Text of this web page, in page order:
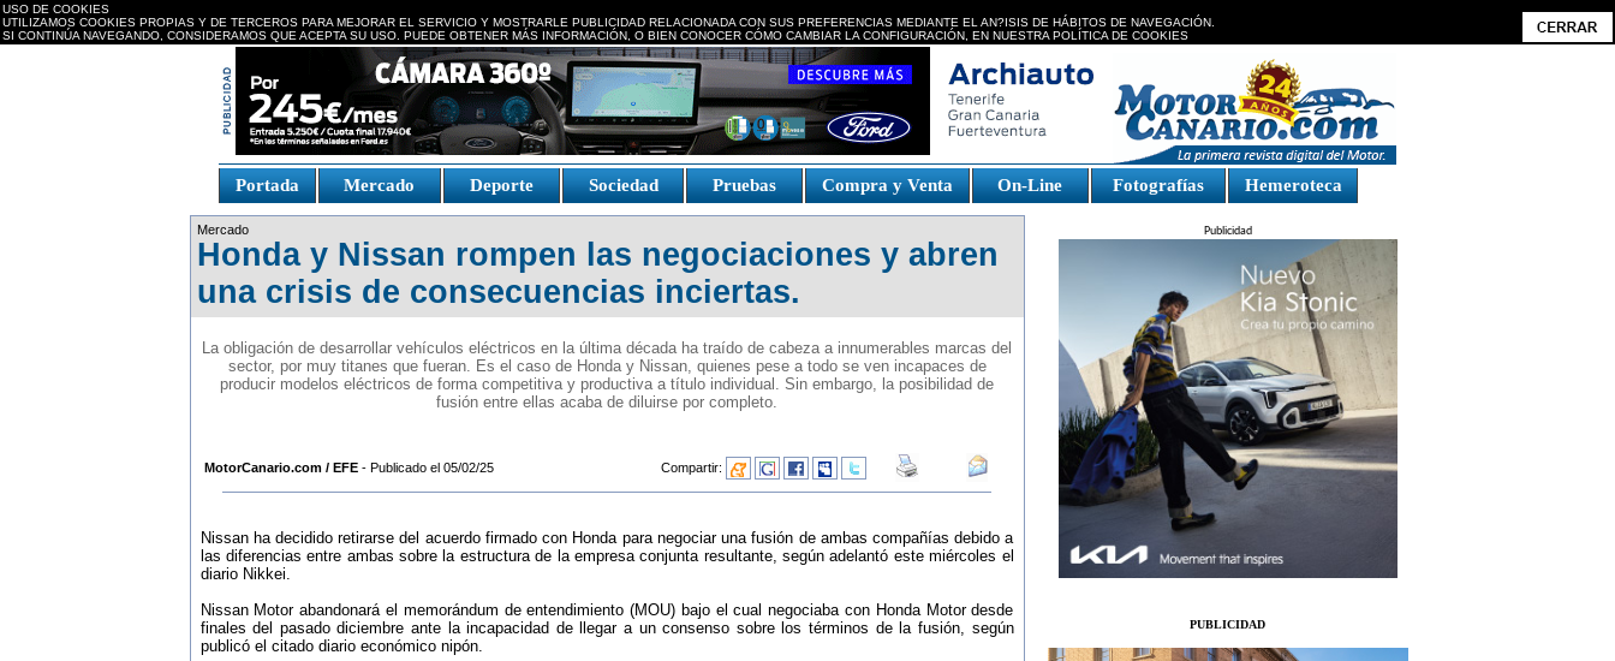
USO DE COOKIES
UTILIZAMOS COOKIES PROPIAS Y DE TERCEROS PARA MEJORAR EL SERVICIO Y MOSTRARLE PUBLICIDAD RELACIONADA CON SUS PREFERENCIAS MEDIANTE EL AN?ISIS DE HÁBITOS DE NAVEGACIÓN.
SI CONTINÚA NAVEGANDO, CONSIDERAMOS QUE ACEPTA SU USO. PUEDE OBTENER MÁS INFORMACIÓN, O BIEN CONOCER CÓMO CAMBIAR LA CONFIGURACIÓN, EN NUESTRA POLÍTICA DE COOKIES
Portada Mercado Deporte Sociedad Pruebas Compra y Venta On-Line Fotografías Hemeroteca
Fake Watches
Mercado
Honda y Nissan rompen las negociaciones y abren
una crisis de consecuencias inciertas.
La obligación de desarrollar vehículos eléctricos en la última década ha traído de cabeza a innumerables marcas del
sector, por muy titanes que fueran. Es el caso de Honda y Nissan, quienes pese a todo se ven incapaces de
producir modelos eléctricos de forma competitiva y productiva a título individual. Sin embargo, la posibilidad de
fusión entre ellas acaba de diluirse por completo.
MotorCanario.com / EFE- Publicado el 05/02/25 Compartir:
Nissan ha decidido retirarse del acuerdo firmado con Honda para negociar una fusión de ambas compañías debido a
las diferencias entre ambas sobre la estructura de la empresa conjunta resultante, según adelantó este miércoles el
diario Nikkei.
Nissan Motor abandonará el memorándum de entendimiento (MOU) bajo el cual negociaba con Honda Motor desde
finales del pasado diciembre ante la incapacidad de llegar a un consenso sobre los términos de la fusión, según
publicó el citado diario económico nipón.
Publicidad
PUBLICIDAD